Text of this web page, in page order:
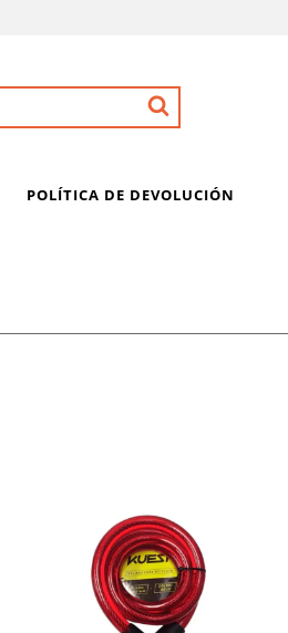
POLÍTICA DE DEVOLUCIÓN